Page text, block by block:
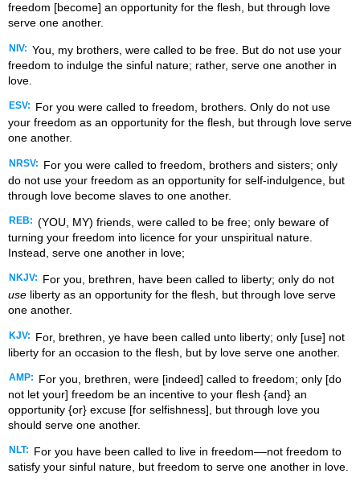
freedom [become] an opportunity for the flesh, but through love
serve one another.
NIV: You, my brothers, were called to be free. But do not use your
freedom to indulge the sinful nature; rather, serve one another in
love.
ESV:
For you were called to freedom, brothers. Only do not use
your freedom as an opportunity for the flesh, but through love serve
one another.
NRSV:
For you were called to freedom, brothers and sisters; only
do not use your freedom as an opportunity for self-indulgence, but
through love become slaves to one another.
REB: (YOU, MY) friends, were called to be free; only beware of
turning your freedom into licence for your unspiritual nature.
Instead, serve one another in love;
NKJV:
For you, brethren, have been called to liberty; only do not
use liberty as an opportunity for the flesh, but through love serve
one another.
KJV:
For, brethren, ye have been called unto liberty; only [use] not
liberty for an occasion to the flesh, but by love serve one another.
AMP:
For you, brethren, were [indeed] called to freedom; only [do
not let your] freedom be an incentive to your flesh {and} an
opportunity {or} excuse [for selfishness], but through love you
should serve one another.
NLT:
For you have been called to live in freedom––not freedom to
satisfy your sinful nature, but freedom to serve one another in love.